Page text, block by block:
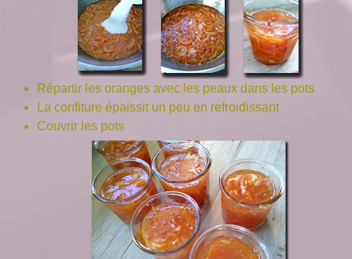
Répartir les oranges avec les peaux dans les pots
La confiture épaissit un peu en refroidissant
Couvrir les pots